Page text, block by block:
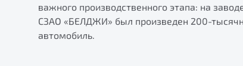
важного производственного этапа: на
СЗАО «БЕЛДЖИ» был произведен 200-
автомобиль.